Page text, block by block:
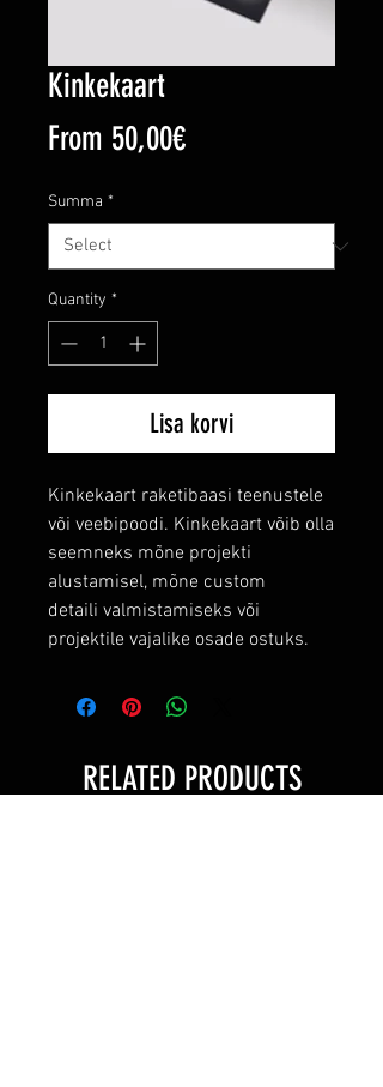
Kinkekaart
From 50,00€Sale
Summa *
Quantity *
Lisa korvi
Kinkekaart raketibaasi teenustele
või veebipoodi. Kinkekaart võib olla
seemneks mõne projekti
alustamisel, mõne custom
detaili valmistamiseks või
projektile vajalike osade ostuks.
RELATED PRODUCTS